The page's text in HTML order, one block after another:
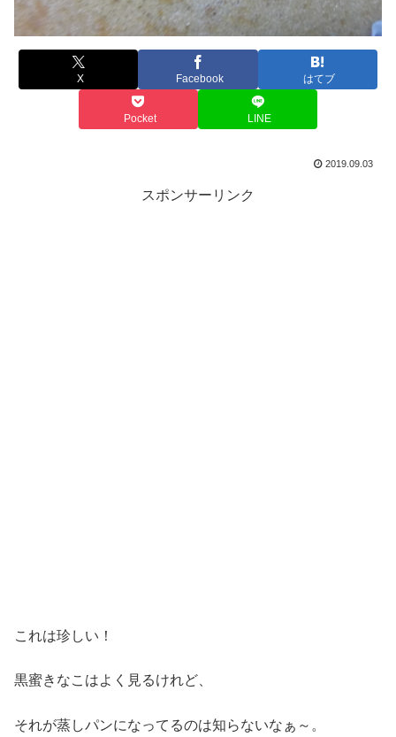
X Facebook はてブ
Pocket LINE
2019.09.03
スポンサーリンク
これは珍しい！
黒蜜きなこはよく見るけれど、
それが蒸しパンになってるのは知らないなぁ～。